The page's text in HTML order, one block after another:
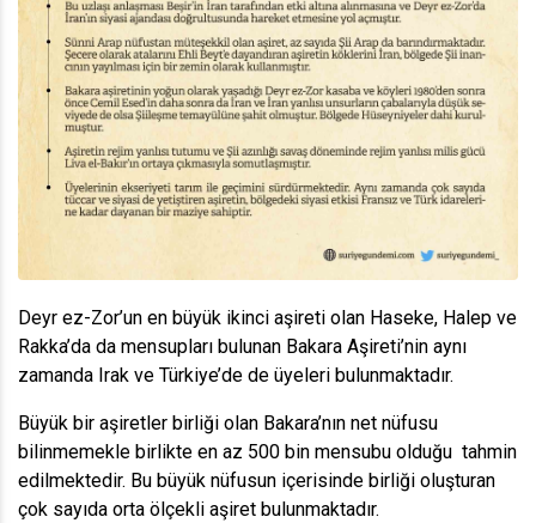
Deyr ez-Zor’un en büyük ikinci aşireti olan Haseke, Halep ve
Rakka’da da mensupları bulunan Bakara Aşireti’nin aynı
zamanda Irak ve Türkiye’de de üyeleri bulunmaktadır.
Büyük bir aşiretler birliği olan Bakara’nın net nüfusu
bilinmemekle birlikte en az 500 bin mensubu olduğu tahmin
edilmektedir. Bu büyük nüfusun içerisinde birliği oluşturan
çok sayıda orta ölçekli aşiret bulunmaktadır.